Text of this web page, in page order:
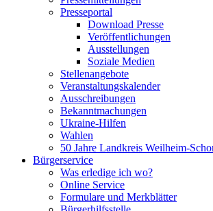
Presseportal
Download Presse
Veröffentlichungen
Ausstellungen
Soziale Medien
Stellenangebote
Veranstaltungskalender
Ausschreibungen
Bekanntmachungen
Ukraine-Hilfen
Wahlen
50 Jahre Landkreis Weilheim-
Bürgerservice
Was erledige ich wo?
Online Service
Formulare und Merkblätter